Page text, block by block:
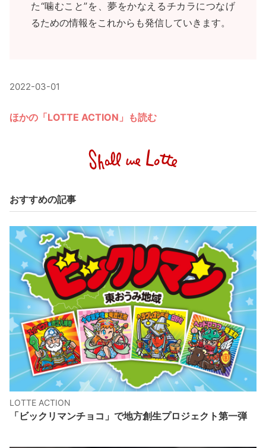
た“噛むこと”を、夢をかなえるチカラにつなげ
るための情報をこれからも発信していきます。
2022-03-01
ほかの「LOTTE ACTION」も読む
おすすめの記事
LOTTE ACTION
「ビックリマンチョコ」で地方創生プロジェクト第一弾